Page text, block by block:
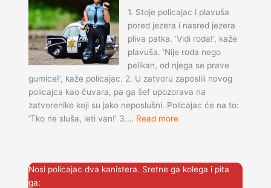
1. Stoje policajac i plavuša
pored jezera i nasred jezera
pliva patka. ‘Vidi roda!’, kaže
plavuša. ‘Nije roda nego
pelikan, od njega se prave
gumice!’, kaže policajac. 2. U zatvoru zaposlili novog
policajca kao čuvara, pa ga šef upozorava na
zatvorenike koji su jako neposlušni. Policajac će na to:
‘Tko ne sluša, leti van!’ 3.… Read more:
e
Nosi policajac dva kanistera. Sretne ga kolega i pita
ga: